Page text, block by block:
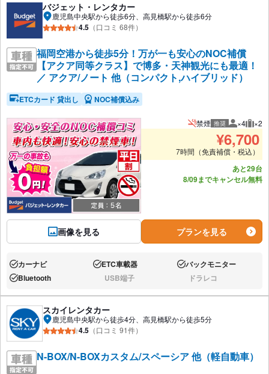
バジェット・レンタカー
鹿児島中央駅から徒歩6分、高見橋駅から徒歩6分
4.5 （口コミ 68件）
福岡空港から徒歩5分！万が一も安心のNOC補償
【アクア同等クラス】で博多・天神観光にも最適！
／ アクア/ノート 他（コンパクト,ハイブリッド）
ETCカード 貸出し NOC補償込み
画像を見る
禁煙 推奨 推奨人数
×4 推
×2
¥6,700
7時間（免責補償・税込）
あと29台
8/09までキャンセル無料
プランを見る
あり:カーナビ あり:ETC車載器 あり:バックモニター
あり:Bluetooth なし:USB端子 なし:ドラレコ
スカイレンタカー
鹿児島中央駅から徒歩4分、高見橋駅から徒歩5分
4.5 （口コミ 91件）
N-BOX/N-BOXカスタム/スペーシア 他（軽自動車）